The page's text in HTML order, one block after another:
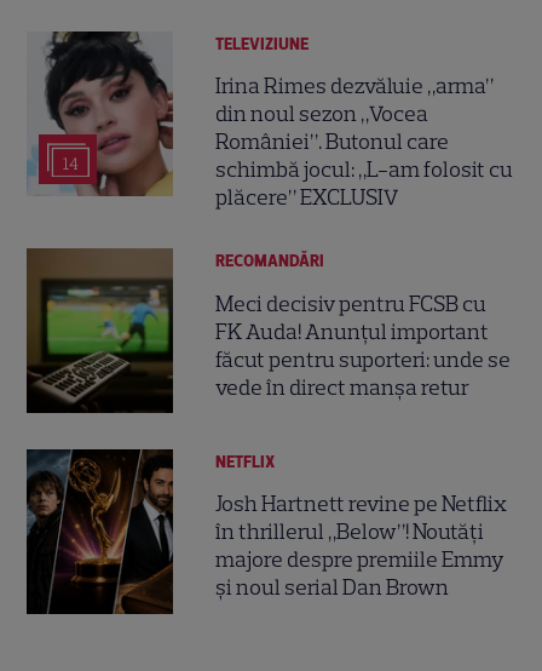
14
TELEVIZIUNE
Irina Rimes dezvăluie „arma”
din noul sezon „Vocea
României”. Butonul care
schimbă jocul: „L-am folosit cu
plăcere” EXCLUSIV
RECOMANDĂRI
Meci decisiv pentru FCSB cu
FK Auda! Anunțul important
făcut pentru suporteri: unde se
vede în direct manșa retur
NETFLIX
Josh Hartnett revine pe Netflix
în thrillerul „Below”! Noutăți
majore despre premiile Emmy
și noul serial Dan Brown